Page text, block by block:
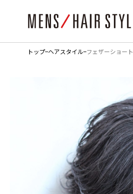
トップ ヘアスタイル フェザーショート